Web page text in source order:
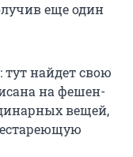
еще один
найдет свою
на фешен-
вещей,